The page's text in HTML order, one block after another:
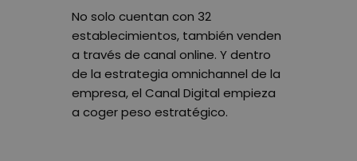
No solo cuentan con 32
establecimientos, también venden
a través de canal online. Y dentro
de la estrategia omnichannel de la
empresa, el Canal Digital empieza
a coger peso estratégico.